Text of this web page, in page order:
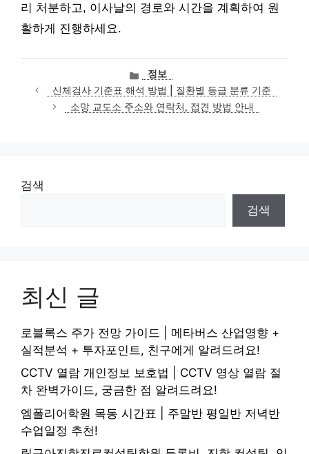
리 처분하고, 이사날의 경로와 시간을 계획하여 원
활하게 진행하세요.
카
테
고
리
정보
신체검사 기준표 해석 방법 | 질환별 등급 분류 기준
소망 교도소 주소와 연락처, 접견 방법 안내
검색
검색
최신 글
로블록스 주가 전망 가이드 | 메타버스 산업영향 +
실적분석 + 투자포인트, 친구에게 알려드려요!
CCTV 열람 개인정보 보호법 | CCTV 영상 열람 절
차 완벽가이드, 궁금한 점 알려드려요!
엠폴리어학원 목동 시간표 | 주말반 평일반 저녁반
수업일정 추천!